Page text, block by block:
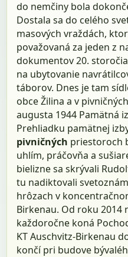
do nemčiny bola
Dostala sa do celého
masových vraždách,
považovaná za jeden z
dokumentov 20.
na ubytovanie
táborov. Dnes je tam
obce Žilina a v
augusta 1944 Pamätná
Prehliadku pamätnej
pivničných priestoroch
uhlím, práčovňa a
bielizne sa skrývali
tu nadiktovali
hrôzach v
Birkenau. Od roku 2014
každoročne koná
KT Auschvitz-Birkenau
končí pri budove